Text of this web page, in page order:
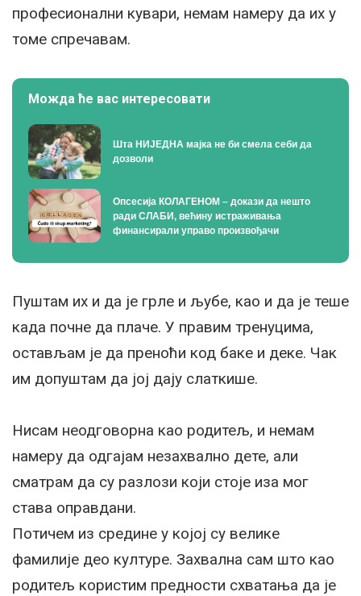
професионални кувари, немам намеру да их у
томе спречавам.
Можда ће вас интересовати
Шта НИЈЕДНА мајка не би смела себи да
дозволи
Опсесија КОЛАГЕНОМ – докази да нешто
ради СЛАБИ, већину истраживања
финансирали управо произвођачи
Пуштам их и да је грле и љубе, као и да је теше
када почне да плаче. У правим тренуцима,
остављам је да преноћи код баке и деке. Чак
им допуштам да јој дају слаткише.
Нисам неодговорна као родитељ, и немам
намеру да одгајам незахвално дете, али
сматрам да су разлози који стоје иза мог
става оправдани.
Потичем из средине у којој су велике
фамилије део културе. Захвална сам што као
родитељ користим предности схватања да је